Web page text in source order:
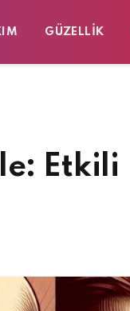
GÜZELLIK
Etkili